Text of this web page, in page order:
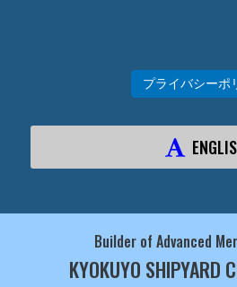
プライバシーポ
Builder of Advanced
KYOKUYO SHIPYARD